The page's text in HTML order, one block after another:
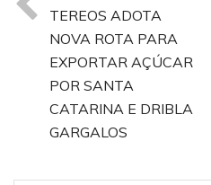
TEREOS ADOTA
NOVA ROTA PARA
EXPORTAR AÇÚCAR
POR SANTA
CATARINA E DRIBLA
GARGALOS